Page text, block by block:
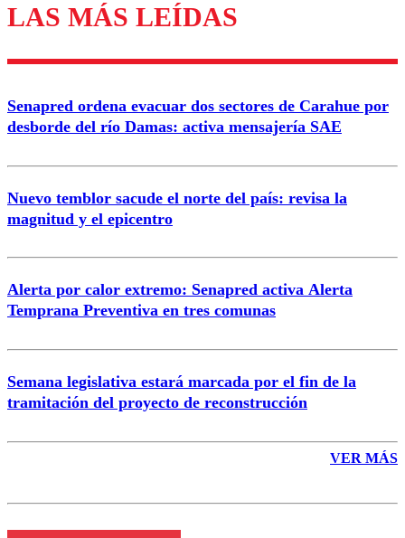
Los comentarios son moderados para garantizar un
diálogo respetuoso.
Correo
LAS MÁS LEÍDAS
Senapred ordena evacuar dos sectores de Carahue por
desborde del río Damas: activa mensajería SAE
Nuevo temblor sacude el norte del país: revisa la
magnitud y el epicentro
Alerta por calor extremo: Senapred activa Alerta
Temprana Preventiva en tres comunas
Semana legislativa estará marcada por el fin de la
tramitación del proyecto de reconstrucción
VER MÁS